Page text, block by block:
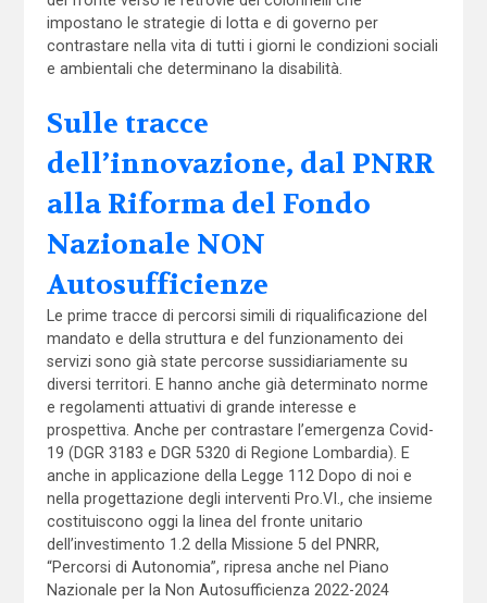
impostano le strategie di lotta e di governo per
contrastare nella vita di tutti i giorni le condizioni sociali
e ambientali che determinano la disabilità.
Sulle tracce
dell’innovazione, dal PNRR
alla Riforma del Fondo
Nazionale NON
Autosufficienze
Le prime tracce di percorsi simili di riqualificazione del
mandato e della struttura e del funzionamento dei
servizi sono già state percorse sussidiariamente su
diversi territori. E hanno anche già determinato norme
e regolamenti attuativi di grande interesse e
prospettiva. Anche per contrastare l’emergenza Covid-
19 (DGR 3183 e DGR 5320 di Regione Lombardia). E
anche in applicazione della Legge 112 Dopo di noi e
nella progettazione degli interventi Pro.VI., che insieme
costituiscono oggi la linea del fronte unitario
dell’investimento 1.2 della Missione 5 del PNRR,
“Percorsi di Autonomia”, ripresa anche nel Piano
Nazionale per la Non Autosufficienza 2022-2024